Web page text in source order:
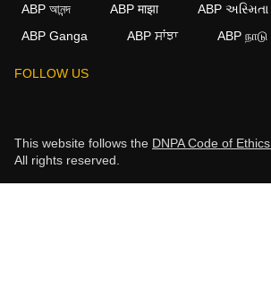
ABP আনন্দ
ABP माझा
ABP અસ્મિતા
ABP Ganga
ABP ਸਾਂਝਾ ABP நாடு
FOLLOW US
This website follows the DNPA Code of Ethics.
All rights reserved.